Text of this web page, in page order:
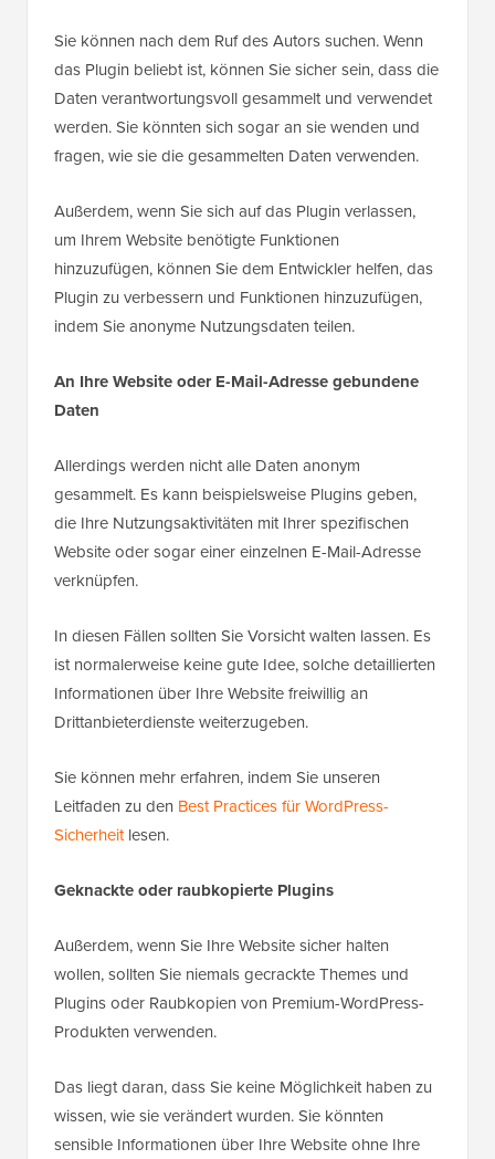
Sie können nach dem Ruf des Autors suchen. Wenn
das Plugin beliebt ist, können Sie sicher sein, dass die
Daten verantwortungsvoll gesammelt und verwendet
werden. Sie könnten sich sogar an sie wenden und
fragen, wie sie die gesammelten Daten verwenden.
Außerdem, wenn Sie sich auf das Plugin verlassen,
um Ihrem Website benötigte Funktionen
hinzuzufügen, können Sie dem Entwickler helfen, das
Plugin zu verbessern und Funktionen hinzuzufügen,
indem Sie anonyme Nutzungsdaten teilen.
An Ihre Website oder E-Mail-Adresse gebundene
Daten
Allerdings werden nicht alle Daten anonym
gesammelt. Es kann beispielsweise Plugins geben,
die Ihre Nutzungsaktivitäten mit Ihrer spezifischen
Website oder sogar einer einzelnen E-Mail-Adresse
verknüpfen.
In diesen Fällen sollten Sie Vorsicht walten lassen. Es
ist normalerweise keine gute Idee, solche detaillierten
Informationen über Ihre Website freiwillig an
Drittanbieterdienste weiterzugeben.
Sie können mehr erfahren, indem Sie unseren
Leitfaden zu den Best Practices für WordPress-
Sicherheitlesen.
Geknackte oder raubkopierte Plugins
Außerdem, wenn Sie Ihre Website sicher halten
wollen, sollten Sie niemals gecrackte Themes und
Plugins oder Raubkopien von Premium-WordPress-
Produkten verwenden.
Das liegt daran, dass Sie keine Möglichkeit haben zu
wissen, wie sie verändert wurden. Sie könnten
sensible Informationen über Ihre Website ohne Ihre